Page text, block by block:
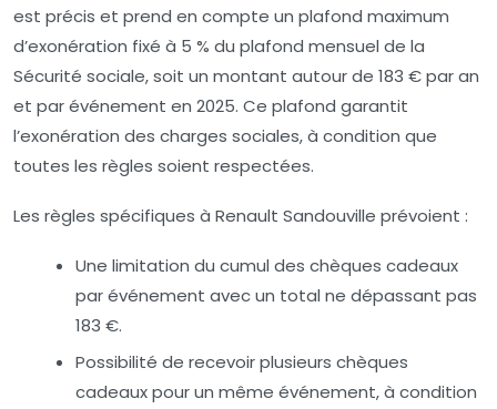
est précis et prend en compte un plafond maximum
d’exonération fixé à 5 % du plafond mensuel de la
Sécurité sociale, soit un montant autour de 183 €par an
et par événement en 2025. Ce plafond garantit
l’exonération des charges sociales, à condition que
toutes les règles soient respectées.
Les règles spécifiques à Renault Sandouville prévoient :
Une limitation du cumul des chèques cadeaux
par événement avec un total ne dépassant pas
183 €.
Possibilité de recevoir plusieurs chèques
cadeaux pour un même événement, à condition